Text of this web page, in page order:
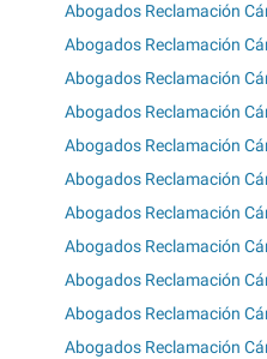
Abogados Reclamación
Abogados Reclamación
Abogados Reclamación
Abogados Reclamación
Abogados Reclamación
Abogados Reclamación
Abogados Reclamación
Abogados Reclamación
Abogados Reclamación
Abogados Reclamación
Abogados Reclamación